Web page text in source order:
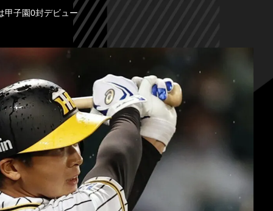
甲子園0封デビュー